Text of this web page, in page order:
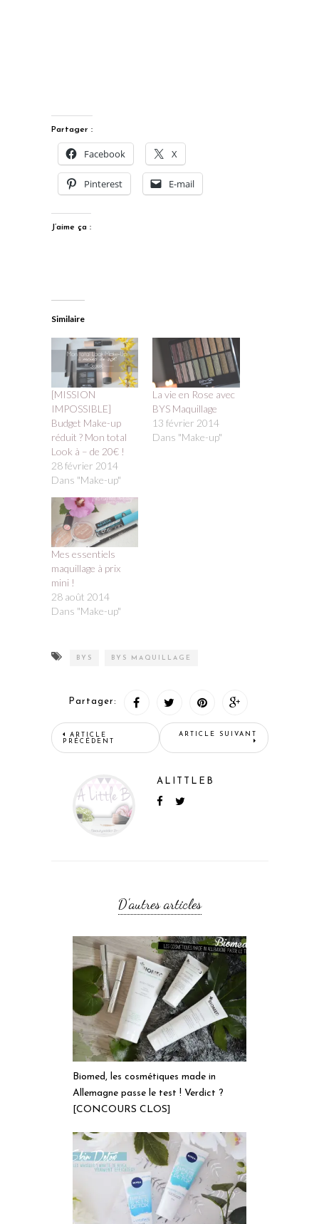
Partager :
Facebook X
Pinterest E-mail
J’aime ça :
Similaire
[MISSION
IMPOSSIBLE]
Budget Make-up
réduit ? Mon total
Look à – de 20€ !
28 février 2014
Dans "Make-up"
La vie en Rose avec
BYS Maquillage
13 février 2014
Dans "Make-up"
Mes essentiels
maquillage à prix
mini !
28 août 2014
Dans "Make-up"
BYS BYS MAQUILLAGE
Partager:
ARTICLE
PRÉCÉDENT
ARTICLE SUIVANT
ALITTLEB
D'autres articles
Biomed, les cosmétiques made in
Allemagne passe le test ! Verdict ?
[CONCOURS CLOS]